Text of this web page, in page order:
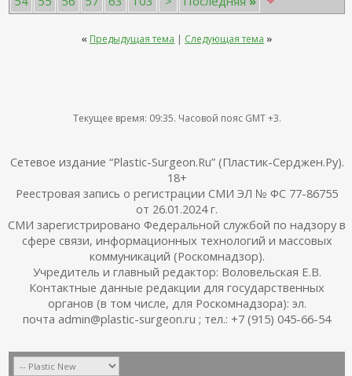
« Предыдущая тема | Следующая тема »
Текущее время: 09:35. Часовой пояс GMT +3.
Сетевое издание “Plastic-Surgeon.Ru” (Пластик-Серджен.Ру).
18+
Реестровая запись о регистрации СМИ ЭЛ № ФС 77-86755
от 26.01.2024 г.
СМИ зарегистрировано Федеральной службой по надзору в
сфере связи, информационных технологий и массовых
коммуникаций (Роскомнадзор).
Учредитель и главный редактор: Воловельская Е.В.
Контактные данные редакции для государственных
органов (в том числе, для Роскомнадзора): эл.
почта admin@plastic-surgeon.ru ; тел.: +7 (915) 045-66-54